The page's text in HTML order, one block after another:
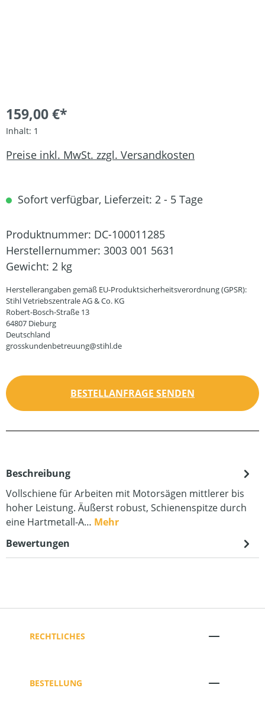
159,00 €*
Inhalt: 1
Preise inkl. MwSt. zzgl. Versandkosten
Sofort verfügbar, Lieferzeit: 2 - 5 Tage
Produktnummer: DC-100011285
Herstellernummer: 3003 001 5631
Gewicht: 2 kg
Herstellerangaben gemäß EU-Produktsicherheitsverordnung (GPSR):
Stihl Vetriebszentrale AG & Co. KG
Robert-Bosch-Straße 13
64807 Dieburg
Deutschland
grosskundenbetreuung@stihl.de
BESTELLANFRAGE SENDEN
Beschreibung
Vollschiene für Arbeiten mit Motorsägen mittlerer bis
hoher Leistung. Äußerst robust, Schienenspitze durch
eine Hartmetall-A… Mehr
Bewertungen
RECHTLICHES
BESTELLUNG